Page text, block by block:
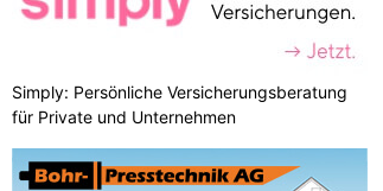
Simply: Persönliche Versicherungsberatung
für Private und Unternehmen